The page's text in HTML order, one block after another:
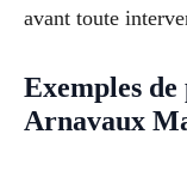
avant toute
Exemples
Arnavaux